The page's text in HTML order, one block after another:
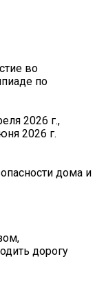
во
по
2026 г.,
2026 г.
дома и
дорогу